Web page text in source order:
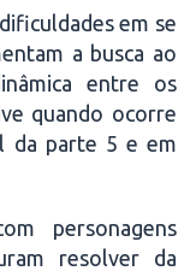
em se
a busca ao
entre os
quando ocorre
da parte 5 e em
personagens
resolver da